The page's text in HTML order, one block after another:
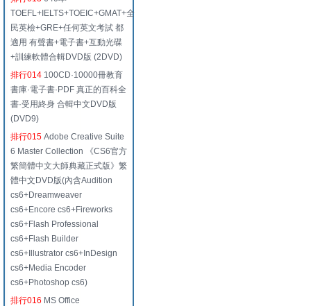
TOEFL+IELTS+TOEIC+GMAT+全
民英檢+GRE+任何英文考試 都
適用 有聲書+電子書+互動光碟
+訓練軟體合輯DVD版 (2DVD)
排行014 100CD·10000冊教育
書庫·電子書·PDF 真正的百科全
書·受用終身 合輯中文DVD版
(DVD9)
排行015 Adobe Creative Suite
6 Master Collection 《CS6官方
繁簡體中文大師典藏正式版》繁
體中文DVD版(內含Audition
cs6+Dreamweaver
cs6+Encore cs6+Fireworks
cs6+Flash Professional
cs6+Flash Builder
cs6+Illustrator cs6+InDesign
cs6+Media Encoder
cs6+Photoshop cs6)
排行016 MS Office